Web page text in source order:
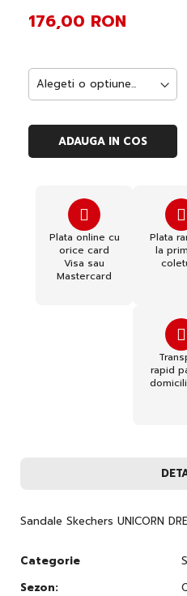
176,00 RON
ADAUGA IN COS
Plata online cu
orice card
Visa sau
Mastercard
Plata
la
rapid
Sandale Skechers UNICORN
Categorie
Sezon: